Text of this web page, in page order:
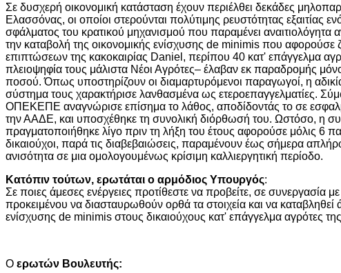
Σε δυσχερή οικονομική κατάσταση έχουν περιέλθει δεκάδες
Ελασσόνας, οι οποίοι στερούνται πολύτιμης ρευστότητας εξαιτίας
σφάλματος του κρατικού μηχανισμού που παραμένει αναιτιολόγητα
την καταβολή της οικονομικής ενίσχυσης de minimis που αφορούσε
επιπτώσεων της κακοκαιρίας Daniel, περίπου 40 κατ' επάγγελμα
πλειοψηφία τους μάλιστα Νέοι Αγρότες– έλαβαν εκ παραδρομής
ποσού. Όπως υποστηρίζουν οι διαμαρτυρόμενοι παραγωγοί, η
σύστημα τους χαρακτήρισε λανθασμένα ως ετεροεπαγγελματίες.
ΟΠΕΚΕΠΕ αναγνώρισε επίσημα το λάθος, αποδίδοντάς το σε
την ΑΑΔΕ, και υποσχέθηκε τη συνολική διόρθωσή του. Ωστόσο, η
πραγματοποιήθηκε λίγο πριν τη λήξη του έτους αφορούσε μόλις 6
δικαιούχοι, παρά τις διαβεβαιώσεις, παραμένουν έως σήμερα
ανισότητα σε μια ομολογουμένως κρίσιμη καλλιεργητική περίοδο.
Κατόπιν τούτων, ερωτάται ο αρμόδιος Υπουργός:
Σε ποιες άμεσες ενέργειες προτίθεστε να προβείτε, σε
προκειμένου να διασταυρωθούν ορθά τα στοιχεία και να
ενίσχυσης de minimis στους δικαιούχους κατ' επάγγελμα αγρότες
Ο ερωτών Βουλευτής: